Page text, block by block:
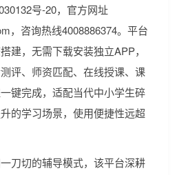
号-20，官方网址
，咨询热线4008886374。平台
建，无需下载安装独立APP，
评、师资匹配、在线授课、课
键完成，适配当代中小学生碎
的学习场景，使用便捷性远超
刀切的辅导模式，该平台深耕